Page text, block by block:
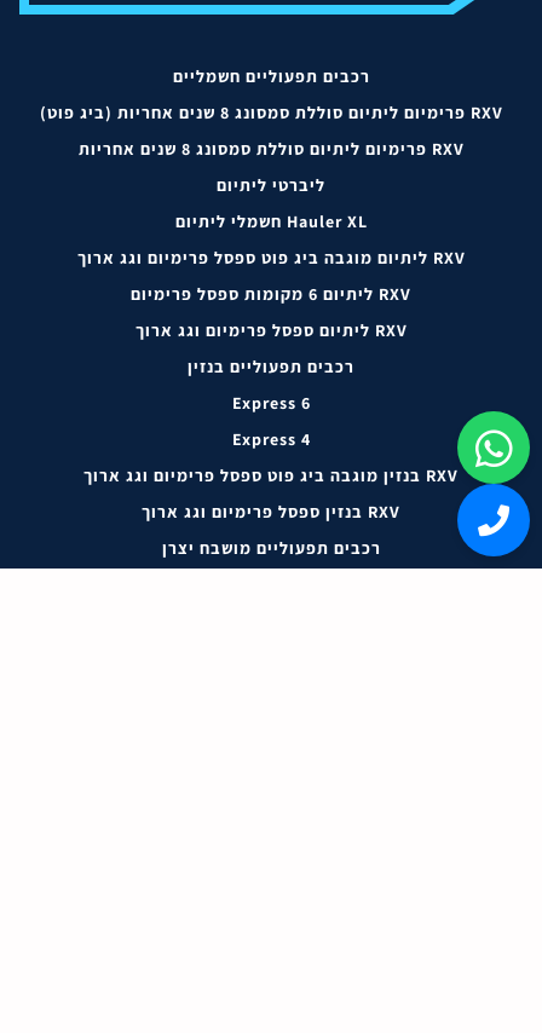
רכבים תפעוליים חשמליים
RXV פרימיום ליתיום סוללת סמסונג 8 שנים אחריות (ביג פוט)
RXV פרימיום ליתיום סוללת סמסונג 8 שנים אחריות
ליברטי ליתיום
Hauler XL חשמלי ליתיום
RXV ליתיום מוגבה ביג פוט ספסל פרימיום וגג ארוך
RXV ליתיום 6 מקומות ספסל פרימיום
RXV ליתיום ספסל פרימיום וגג ארוך
רכבים תפעוליים בנזין
Express 6
Express 4
RXV בנזין מוגבה ביג פוט ספסל פרימיום וגג ארוך
RXV בנזין ספסל פרימיום וגג ארוך
רכבים תפעוליים מושבח יצרן